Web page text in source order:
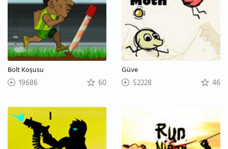
Bolt Koşusu
19686 60
Güve
52228 46